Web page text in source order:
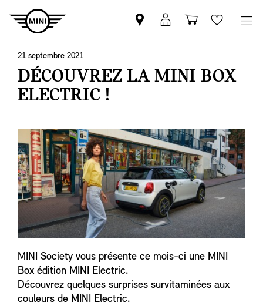
Trouver
un
MINI
Connexion
MyMINI
PanierFavoris
21 septembre 2021
DÉCOUVREZ LA MINI BOX
ELECTRIC !
MINI Society vous présente ce mois-ci une MINI
Box édition MINI Electric.
Découvrez quelques surprises survitaminées aux
couleurs de MINI Electric.